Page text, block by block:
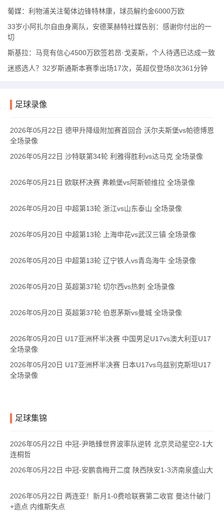
葡媒：利物浦关注葡体边锋特林康，球员解约金6000万欧
33岁小阿扎尔自由身离队，安德莱赫特社媒告别：感谢你付出的一
切
斯基拉：马竞有信心4500万欧签若昂·戈麦斯，个人待遇已达成一致
迷惑选人？32岁斯通斯本赛季出场17次，英超仅登场8次361分钟
足球录像
2026年05月22日 德甲升降级附加赛首回合 沃尔夫斯堡vs帕德博恩
全场录像
2026年05月22日 沙特联第34轮 利雅得胜利vs达马克 全场录像
2026年05月21日 欧联杯决赛 弗赖堡vs阿斯顿维拉 全场录像
2026年05月20日 中超第13轮 浙江vs山东泰山 全场录像
2026年05月20日 中超第13轮 上海申花vs武汉三镇 全场录像
2026年05月20日 中超第13轮 辽宁铁人vs青岛海牛 全场录像
2026年05月20日 英超第37轮 切尔西vs热刺 全场录像
2026年05月20日 英超第37轮 伯恩茅斯vs曼城 全场录像
2026年05月20日 U17亚洲杯半决赛 中国男足U17vs澳大利亚U17
全场录像
2026年05月20日 U17亚洲杯半决赛 日本U17vs乌兹别克斯坦U17
全场录像
足球集锦
2026年05月22日 中冠-尹皓臻世界波率队逆转 北京灵动星空2-1大
连桐哲
2026年05月22日 中冠-安鹏翕梅开二度 陕西陕安1-3济南泉盛山大
2026年05月22日 两连亚！新月1-0费哈联赛第二收官 曼达什破门
+造点 内维斯失点